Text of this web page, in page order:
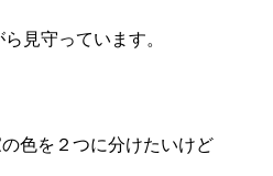
見守っています。
色を２つに分けたいけど